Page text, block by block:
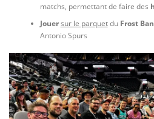
matchs, permettant de faire des
Jouersur le parquetdu Frost
Antonio Spurs